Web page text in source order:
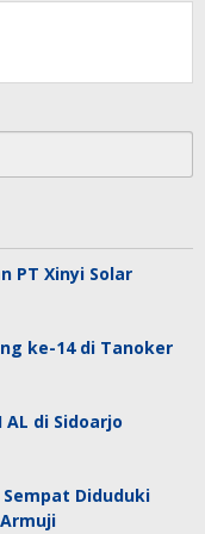
PT Xinyi Solar
ke-14 di Tanoker
di Sidoarjo
Diduduki